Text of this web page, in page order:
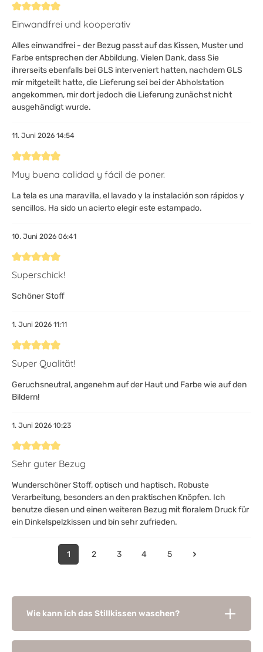
Bewertung mit 5 von 5 Sternen
Einwandfrei und kooperativ
Alles einwandfrei - der Bezug passt auf das Kissen, Muster und
Farbe entsprechen der Abbildung. Vielen Dank, dass Sie
ihrerseits ebenfalls bei GLS interveniert hatten, nachdem GLS
mir mitgeteilt hatte, die Lieferung sei bei der Abholstation
angekommen, mir dort jedoch die Lieferung zunächst nicht
ausgehändigt wurde.
11. Juni 2026 14:54
Bewertung mit 5 von 5 Sternen
Muy buena calidad y fácil de poner.
La tela es una maravilla, el lavado y la instalación son rápidos y
sencillos. Ha sido un acierto elegir este estampado.
10. Juni 2026 06:41
Bewertung mit 5 von 5 Sternen
Superschick!
Schöner Stoff
1. Juni 2026 11:11
Bewertung mit 5 von 5 Sternen
Super Qualität!
Geruchsneutral, angenehm auf der Haut und Farbe wie auf den
Bildern!
1. Juni 2026 10:23
Bewertung mit 5 von 5 Sternen
Sehr guter Bezug
Wunderschöner Stoff, optisch und haptisch. Robuste
Verarbeitung, besonders an den praktischen Knöpfen. Ich
benutze diesen und einen weiteren Bezug mit floralem Druck für
ein Dinkelspelzkissen und bin sehr zufrieden.
1 2 3 4 5
Wie kann ich das Stillkissen waschen?